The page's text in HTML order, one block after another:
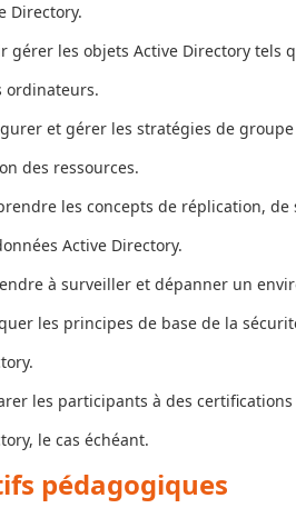
Directory.
gérer les objets Active Directory tels
ordinateurs.
et gérer les stratégies de
des ressources.
les concepts de réplication,
Active Directory.
à surveiller et dépanner un
les principes de base de la
les participants à des
le cas échéant.
pédagogiques